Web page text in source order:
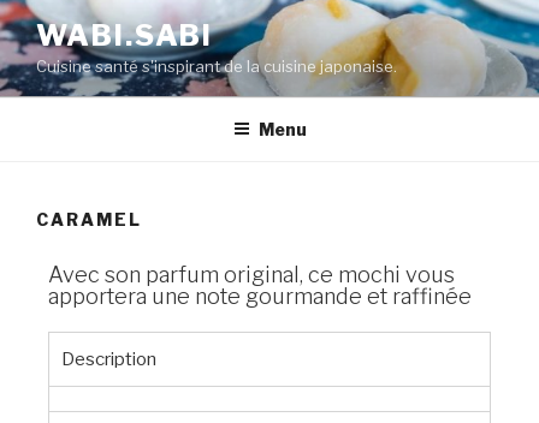
WABI.SABI
Cuisine santé s'inspirant de la cuisine japonaise.
Menu
CARAMEL
Avec son parfum original, ce mochi vous
apportera une note gourmande et raffinée
Description